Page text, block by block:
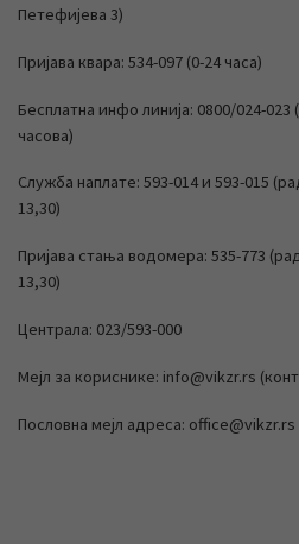
Петефијева 3)
Пријава квара: 534-097 (0-24 часа)
Бесплатна инфо линија: 0800/024-
часова)
Служба наплате: 593-014 и 593-015
13,30)
Пријава стања водомера: 535-773
13,30)
Централа: 023/593-000
Мејл за кориснике: info@vikzr.rs
Пословна мејл адреса: office@vikzr.rs